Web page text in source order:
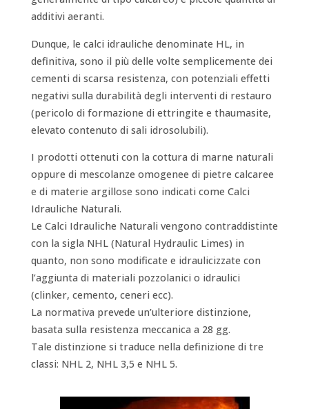
additivi aeranti.
Dunque, le calci idrauliche denominate HL, in
definitiva, sono il più delle volte semplicemente dei
cementi di scarsa resistenza, con potenziali effetti
negativi sulla durabilità degli interventi di restauro
(pericolo di formazione di ettringite e thaumasite,
elevato contenuto di sali idrosolubili).
I prodotti ottenuti con la cottura di marne naturali
oppure di mescolanze omogenee di pietre calcaree
e di materie argillose sono indicati come Calci
Idrauliche Naturali.
Le Calci Idrauliche Naturali vengono contraddistinte
con la sigla NHL (Natural Hydraulic Limes) in
quanto, non sono modificate e idraulicizzate con
l’aggiunta di materiali pozzolanici o idraulici
(clinker, cemento, ceneri ecc).
La normativa prevede un’ulteriore distinzione,
basata sulla resistenza meccanica a 28 gg.
Tale distinzione si traduce nella definizione di tre
classi: NHL 2, NHL 3,5 e NHL 5.